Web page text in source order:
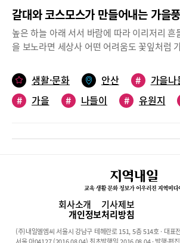
고 수채화 물감으로 간단하게 채색하며 풍경화
다. 개인차가 있지만 보통 6~10점 정도의 그
업에 참여하는 이들의 사연도 다양하다. 스페
지의 풍경을 직접 그리기 위해 수업을 받은 가
수업에 참여했다. 스케치북 플러스에서는 매월
전 파주출판도시 근교에 모여 함께 그림을 그릴
주’ 회원을 별도로 모집한다.위치 : 파주시 회
을 위한 미술’ 수업이 진행되는 공간이다. 다양
소통하고 싶다는 생각에 화실을 오픈했다는
만 느껴지는 초심자를 위한 수업 소재로 어반
로잉을 기반으로 채색이 이루어지는 만큼 꾸
작품을 완성할 수 있기 때문이다. 수업은 김
갈대와 코스모스가 만들어내는 가을
높은 하늘 아래 서서 바람에 따라 이리저리 흔
을 보노라면 세상사 어떤 어려움도 꽃잎처럼
느 도시보다 도심내 공원과 유휴지들이 많아
포인트들이 적지 않다. 갈대의 스삭거림이 처
철길 변 아무도 몰래 핀 코스모스 군락지, 단풍
이 머물다가는 공간으로 만들어 놓은 갈대숲
민들에게 휴식공간을 제공하는 힐링쉼터가 됐
이 하얗게 피는 계절은 한 번쯤 꼭 찾아야하는
한가로움을 주말이면 초등학생들을 위한 각종
다. 체험은 매달 바뀌는데 10월 매주 토요일
토피어리 만들기 체험이 진행된다. 이번 주말
생활·문화 안산 #
가을나
#
가을 # 나들이 # 유원지
회사소개 기사제보
개인정보처리방침
(주)내일엘엠씨 서울시 강남구 테헤란로 151, 5층 514호 · 대표